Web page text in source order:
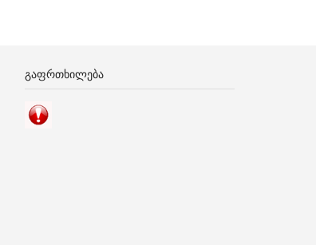
ᲒᲐᲤᲠᲗᲮᲘᲚᲔᲑᲐ